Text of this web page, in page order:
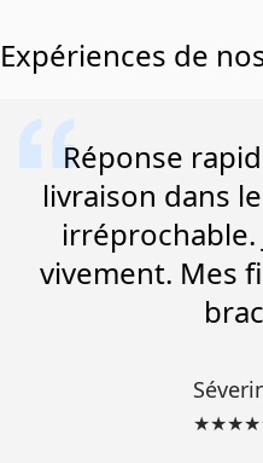
Expériences de
Réponse
livraison dans
irréprochable.
vivement. Mes